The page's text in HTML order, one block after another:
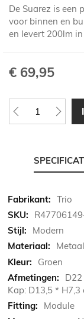
de
afbeeldingen-
gallerij
De Suarez is een
voor binnen en
en levert 200lm
€ 69,95
Meer
informatie
Trio
Modern
Metaal
Groen
Kap: D13,5 * H7,3
Module